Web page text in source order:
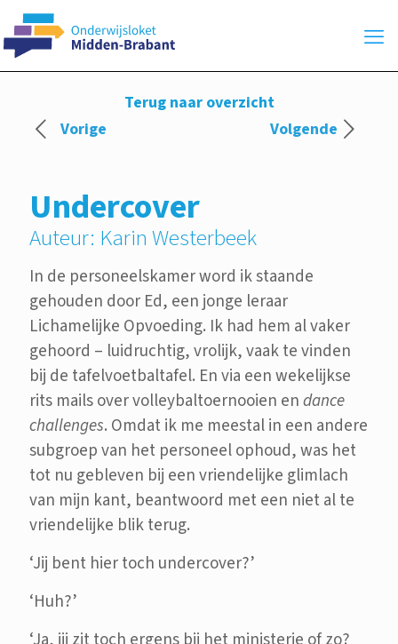
Terug naar overzicht
Undercover
Auteur: Karin Westerbeek
In de personeelskamer word ik staande
gehouden door Ed, een jonge leraar
Lichamelijke Opvoeding. Ik had hem al vaker
gehoord – luidruchtig, vrolijk, vaak te vinden
bij de tafelvoetbaltafel. En via een wekelijkse
rits mails over volleybaltoernooien endance
challenges. Omdat ik me meestal in een andere
subgroep van het personeel ophoud, was het
tot nu gebleven bij een vriendelijke glimlach
van mijn kant, beantwoord met een niet al te
vriendelijke blik terug.
‘Jij bent hier toch undercover?’
‘Huh?’